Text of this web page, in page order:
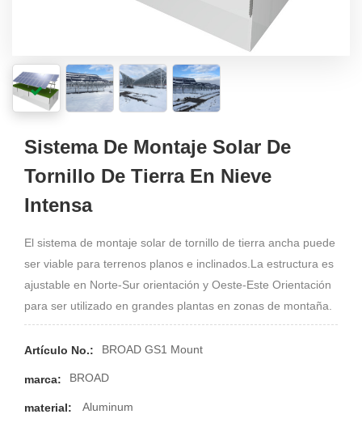
Sistema De Montaje Solar De
Tornillo De Tierra En Nieve
Intensa
El sistema de montaje solar de tornillo de tierra ancha puede
ser viable para terrenos planos e inclinados.La estructura es
ajustable en Norte-Sur orientación y Oeste-Este Orientación
para ser utilizado en grandes plantas en zonas de montaña.
Artículo No.: BROAD GS1 Mount
marca: BROAD
material: Aluminum